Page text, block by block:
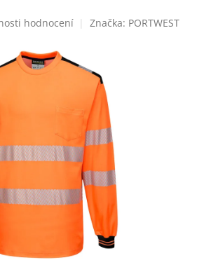
hodnocení Značka: PORTWEST